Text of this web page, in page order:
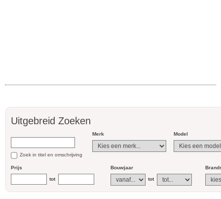
Uitgebreid Zoeken
Zoek in titel en omschrijving
Merk Model
Prijs
tot
Bouwjaar
tot